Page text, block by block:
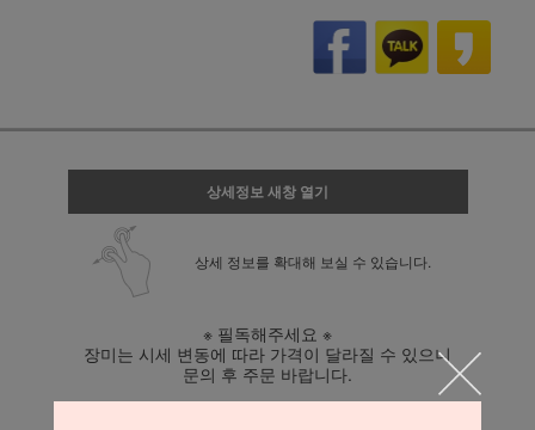
상세정보 새창 열기
상세 정보를 확대해 보실 수 있습니다.
※ 필독해주세요 ※
장미는 시세 변동에 따라 가격이 달라질 수 있으니
문의 후 주문 바랍니다.